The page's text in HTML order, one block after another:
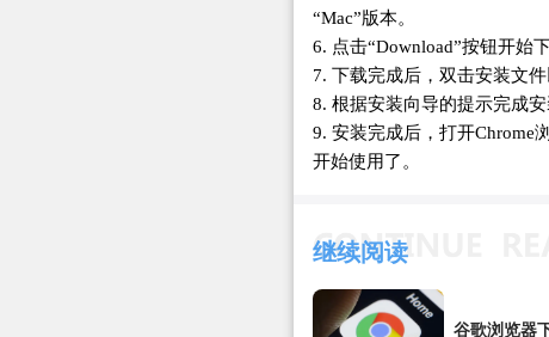
“Mac”版本。
6. 点击“Download”按钮开始下
7. 下载完成后，双击安装文件
8. 根据安装向导的提示完成安
9. 安装完成后，打开Chrome
开始使用了。
继续阅读
谷歌浏览器